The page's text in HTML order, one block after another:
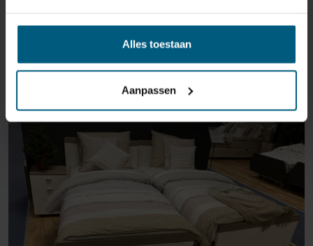
Alles toestaan
Aanpassen
ÄHNLICHE PRODUKTE